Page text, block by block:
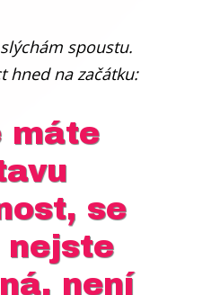
spoustu.
hned na začátku:
máte
se
nejste
není